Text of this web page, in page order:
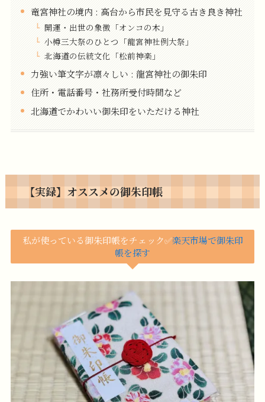
竜宮神社の境内 : 高台から市民を見守る古き良き神社
開運・出世の象徴「オンコの木」
小樽三大祭のひとつ「龍宮神社例大祭」
北海道の伝統文化「松前神楽」
力強い筆文字が凛々しい : 龍宮神社の御朱印
住所・電話番号・社務所受付時間など
北海道でかわいい御朱印をいただける神社
【実録】オススメの御朱印帳
私が使っている御朱印帳をチェック✅楽天市場で御朱印
帳を探す